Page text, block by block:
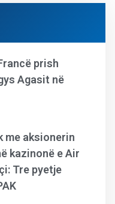
prish
Agasit në
me aksionerin
kazinonë e Air
Tre pyetje